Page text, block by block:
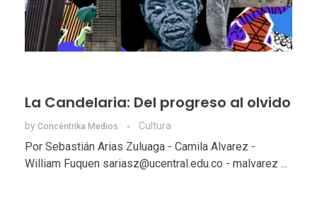
La Candelaria: Del progreso al olvido
by Concéntrika Medios Cultura
Por Sebastián Arias Zuluaga - Camila Alvarez -
William Fuquen sariasz@ucentral.edu.co - malvarez ...